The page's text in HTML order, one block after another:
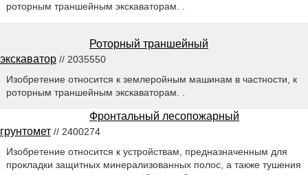
роторным траншейным экскаваторам. .
Роторный траншейный
экскаватор // 2035550
Изобретение относится к землеройным машинам в частности, к
роторным траншейным экскаваторам. .
Фронтальный лесопожарный
грунтомет // 2400274
Изобретение относится к устройствам, предназначенным для
прокладки защитных минерализованных полос, а также тушения